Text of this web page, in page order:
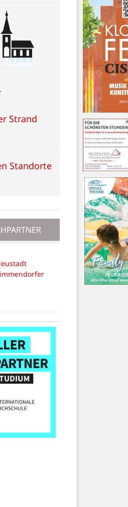
Strand
Standorte